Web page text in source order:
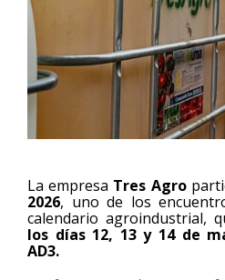
La empresa Tres Agro
2026, uno de los
calendario agroindustrial,
los días 12, 13 y 14 de
AD3.